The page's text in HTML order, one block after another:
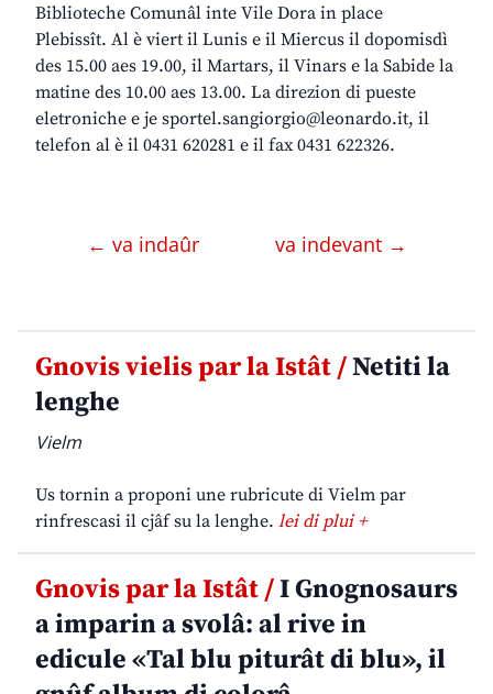
Biblioteche Comunâl inte Vile Dora in place
Plebissît. Al è viert il Lunis e il Miercus il dopomisdì
des 15.00 aes 19.00, il Martars, il Vinars e la Sabide la
matine des 10.00 aes 13.00. La direzion di pueste
eletroniche e je sportel.sangiorgio@leonardo.it, il
telefon al è il 0431 620281 e il fax 0431 622326.
← va indaûr va indevant →
Gnovis vielis par la Istât /Netiti la
lenghe
Vielm
Us tornin a proponi une rubricute di Vielm par
rinfrescasi il cjâf su la lenghe. lei di plui +
Gnovis par la Istât /I Gnognosaurs
a imparin a svolâ: al rive in
edicule «Tal blu piturât di blu», il